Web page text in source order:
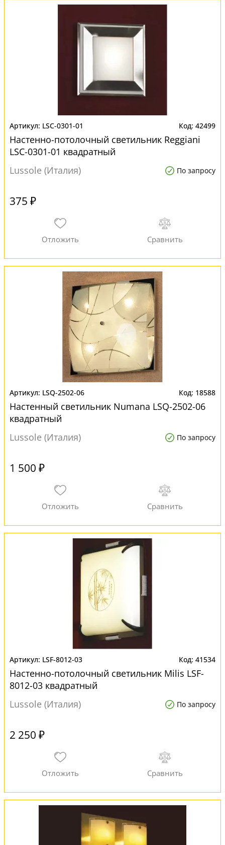
LSC-0301-01 42499
Настенно-потолочный светильник Reggiani
LSC-0301-01 квадратный
Lussole (Италия)
По запросу
375 ₽
LSQ-2502-06 18588
Настенный светильник Numana LSQ-2502-06
квадратный
Lussole (Италия)
По запросу
1 500 ₽
LSF-8012-03 41534
Настенно-потолочный светильник Milis LSF-
8012-03 квадратный
Lussole (Италия)
По запросу
2 250 ₽